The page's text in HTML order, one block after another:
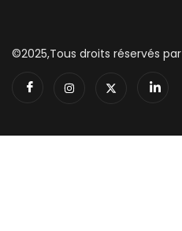
©2025,Tous droits réservés par